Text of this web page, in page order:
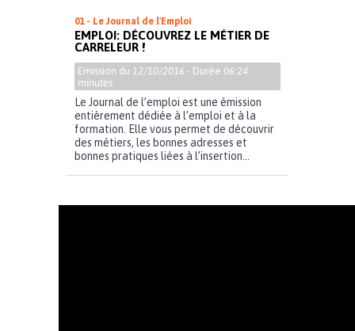
01 - Le Journal de l'Emploi
EMPLOI: DÉCOUVREZ LE MÉTIER DE
CARRELEUR !
Emission du 12/10/2016 - Durée 06:24
minutes
Le Journal de l’emploi est une émission
entièrement dédiée à l’emploi et à la
formation. Elle vous permet de découvrir
des métiers, les bonnes adresses et
bonnes pratiques liées à l’insertion...